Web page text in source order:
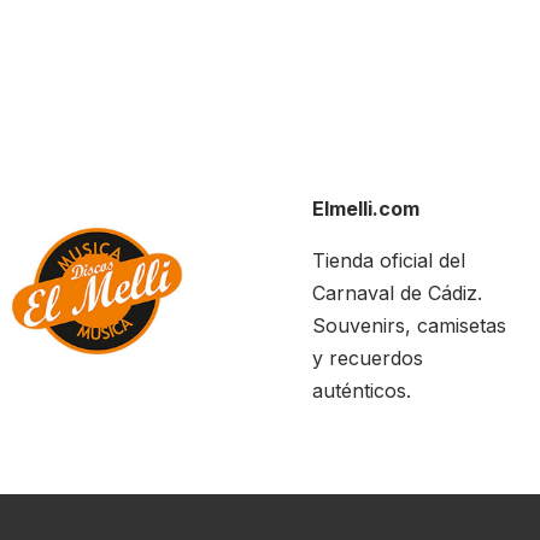
Elmelli.com
Tienda oficial del
Carnaval de Cádiz.
Souvenirs, camisetas
y recuerdos
auténticos.